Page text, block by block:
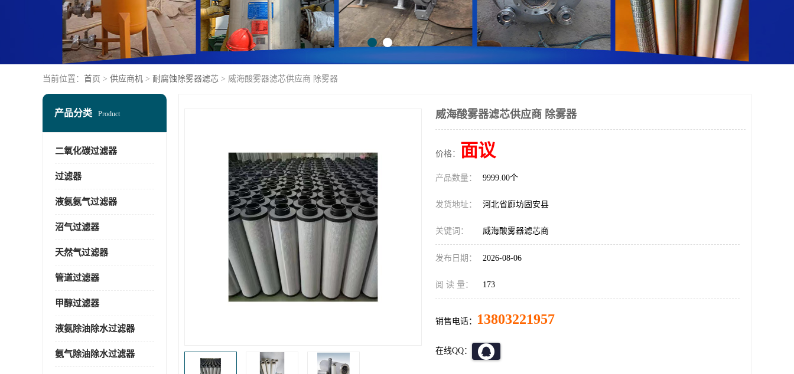
当前位置： 首页 > 供应商机 > 耐腐蚀除雾器滤芯 > 威海酸雾器滤芯供应商 除雾器
产品分类 Product
二氧化碳过滤器
过滤器
液氨氨气过滤器
沼气过滤器
天然气过滤器
管道过滤器
甲醇过滤器
液氨除油除水过滤器
氨气除油除水过滤器
威海酸雾器滤芯供应商 除雾器
价格： 面议
产品数量： 9999.00个
发货地址： 河北省廊坊固安县
关键词： 威海酸雾器滤芯商
发布日期： 2026-08-06
阅 读 量： 173
销售电话： 13803221957
在线QQ：